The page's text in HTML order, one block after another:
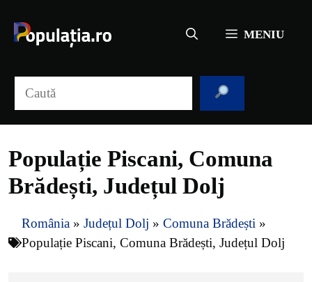
conținut
MENIU
Populație Piscani, Comuna
Brădești, Județul Dolj
România » Județul Dolj » Comuna Brădești »
Populație Piscani, Comuna Brădești, Județul Dolj